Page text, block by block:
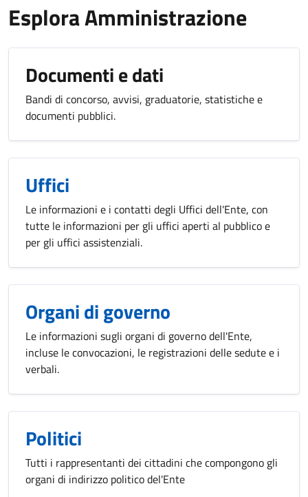
Esplora Amministrazione
Documenti e dati
Bandi di concorso, avvisi, graduatorie, statistiche e
documenti pubblici.
Uffici
Le informazioni e i contatti degli Uffici dell'Ente, con
tutte le informazioni per gli uffici aperti al pubblico e
per gli uffici assistenziali.
Organi di governo
Le informazioni sugli organi di governo dell'Ente,
incluse le convocazioni, le registrazioni delle sedute e i
verbali.
Politici
Tutti i rappresentanti dei cittadini che compongono gli
organi di indirizzo politico del'Ente